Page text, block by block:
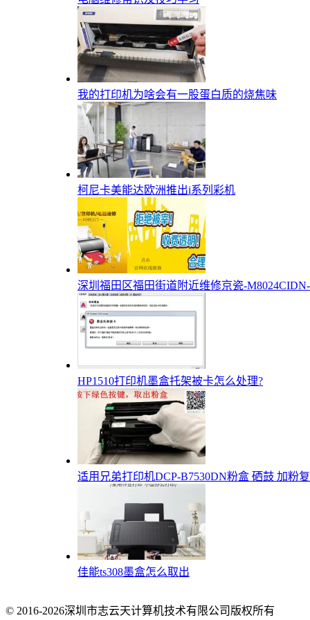
我的打印机为啥会有一股蛋白质的烧焦味
柯尼卡美能达欧洲推出i系列彩机
深圳福田区福田街道附近维修京瓷-
HP1510打印机墨盒托架被卡怎么处理?
适用兄弟打印机DCP-B7530DN粉盒 硒鼓 加粉
佳能ts308墨盒怎么取出
© 2016-2026深圳市志云天计算机技术有限公司版权所有